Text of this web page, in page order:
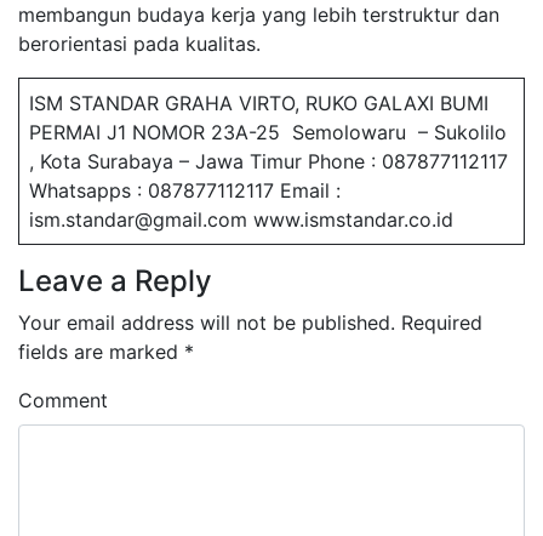
membangun budaya kerja yang lebih terstruktur dan
berorientasi pada kualitas.
ISM STANDAR GRAHA VIRTO, RUKO GALAXI BUMI
PERMAI J1 NOMOR 23A-25 Semolowaru – Sukolilo
, Kota Surabaya – Jawa Timur Phone : 087877112117
Whatsapps : 087877112117 Email :
ism.standar@gmail.com www.ismstandar.co.id
Leave a Reply
Your email address will not be published. Required
fields are marked *
Comment